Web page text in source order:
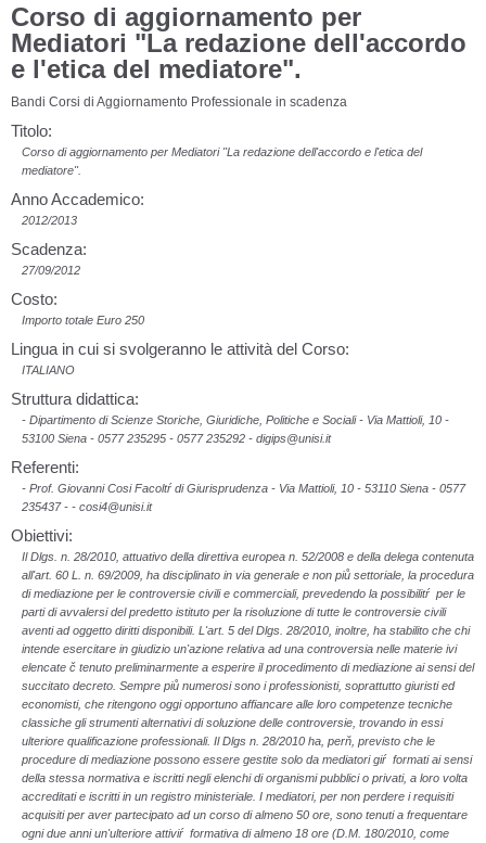
Corso di aggiornamento per
Mediatori "La redazione dell'accordo
e l'etica del mediatore".
Bandi Corsi di Aggiornamento Professionale in scadenza
Titolo:
Corso di aggiornamento per Mediatori "La redazione dell'accordo e l'etica del
mediatore".
Anno Accademico:
2012/2013
Scadenza:
27/09/2012
Costo:
Importo totale Euro 250
Lingua in cui si svolgeranno le attività del Corso:
ITALIANO
Struttura didattica:
- Dipartimento di Scienze Storiche, Giuridiche, Politiche e Sociali - Via Mattioli, 10 -
53100 Siena - 0577 235295 - 0577 235292 - digips@unisi.it
Referenti:
- Prof. Giovanni Cosi Facoltŕ di Giurisprudenza - Via Mattioli, 10 - 53110 Siena - 0577
235437 - - cosi4@unisi.it
Obiettivi:
Il Dlgs. n. 28/2010, attuativo della direttiva europea n. 52/2008 e della delega contenuta
all'art. 60 L. n. 69/2009, ha disciplinato in via generale e non piů settoriale, la procedura
di mediazione per le controversie civili e commerciali, prevedendo la possibilitŕ per le
parti di avvalersi del predetto istituto per la risoluzione di tutte le controversie civili
aventi ad oggetto diritti disponibili. L'art. 5 del Dlgs. 28/2010, inoltre, ha stabilito che chi
intende esercitare in giudizio un'azione relativa ad una controversia nelle materie ivi
elencate č tenuto preliminarmente a esperire il procedimento di mediazione ai sensi del
succitato decreto. Sempre piů numerosi sono i professionisti, soprattutto giuristi ed
economisti, che ritengono oggi opportuno affiancare alle loro competenze tecniche
classiche gli strumenti alternativi di soluzione delle controversie, trovando in essi
ulteriore qualificazione professionali. Il Dlgs n. 28/2010 ha, perň, previsto che le
procedure di mediazione possono essere gestite solo da mediatori giŕ formati ai sensi
della stessa normativa e iscritti negli elenchi di organismi pubblici o privati, a loro volta
accreditati e iscritti in un registro ministeriale. I mediatori, per non perdere i requisiti
acquisiti per aver partecipato ad un corso di almeno 50 ore, sono tenuti a frequentare
ogni due anni un'ulteriore attiviŕ formativa di almeno 18 ore (D.M. 180/2010, come